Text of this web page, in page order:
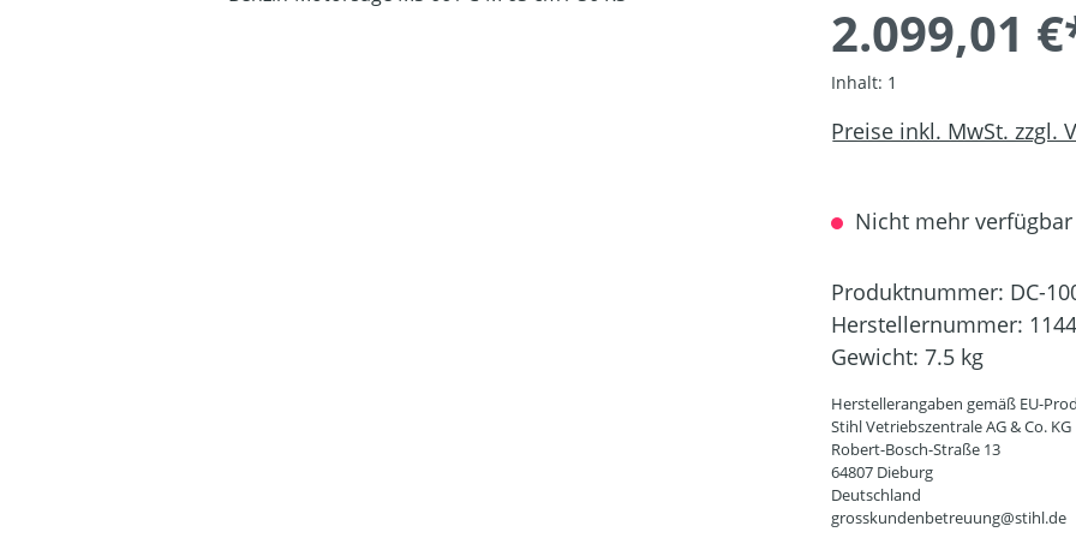
2.099,01
Inhalt: 1
Preise inkl. MwSt. zzgl.
Nicht mehr verfügbar
Produktnummer: DC-
Herstellernummer:
Gewicht: 7.5 kg
Herstellerangaben gemäß EU-
Stihl Vetriebszentrale AG & Co. KG
Robert-Bosch-Straße 13
64807 Dieburg
Deutschland
grosskundenbetreuung@stihl.de